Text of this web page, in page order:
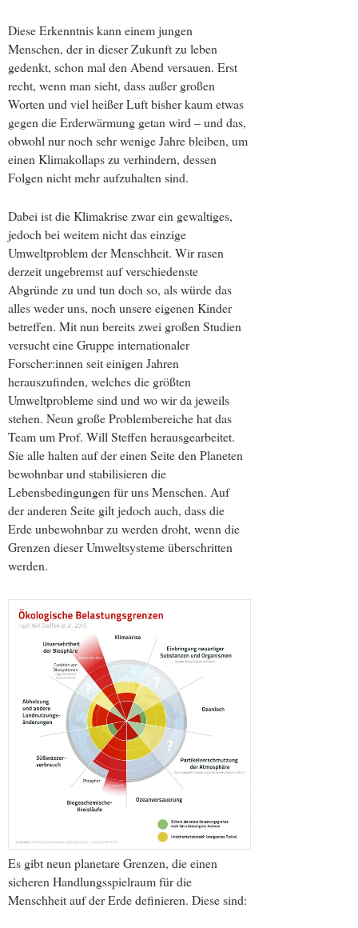
Diese Erkenntnis kann einem jungen
Menschen, der in dieser Zukunft zu leben
gedenkt, schon mal den Abend versauen. Erst
recht, wenn man sieht, dass außer großen
Worten und viel heißer Luft bisher kaum etwas
gegen die Erderwärmung getan wird – und das,
obwohl nur noch sehr wenige Jahre bleiben, um
einen Klimakollaps zu verhindern, dessen
Folgen nicht mehr aufzuhalten sind.
Dabei ist die Klimakrise zwar ein gewaltiges,
jedoch bei weitem nicht das einzige
Umweltproblem der Menschheit. Wir rasen
derzeit ungebremst auf verschiedenste
Abgründe zu und tun doch so, als würde das
alles weder uns, noch unsere eigenen Kinder
betreffen. Mit nun bereits zwei großen Studien
versucht eine Gruppe internationaler
Forscher:innen seit einigen Jahren
herauszufinden, welches die größten
Umweltprobleme sind und wo wir da jeweils
stehen. Neun große Problembereiche hat das
Team um Prof. Will Steffen herausgearbeitet.
Sie alle halten auf der einen Seite den Planeten
bewohnbar und stabilisieren die
Lebensbedingungen für uns Menschen. Auf
der anderen Seite gilt jedoch auch, dass die
Erde unbewohnbar zu werden droht, wenn die
Grenzen dieser Umweltsysteme überschritten
werden.
Es gibt neun planetare Grenzen, die einen
sicheren Handlungsspielraum für die
Menschheit auf der Erde definieren. Diese sind: